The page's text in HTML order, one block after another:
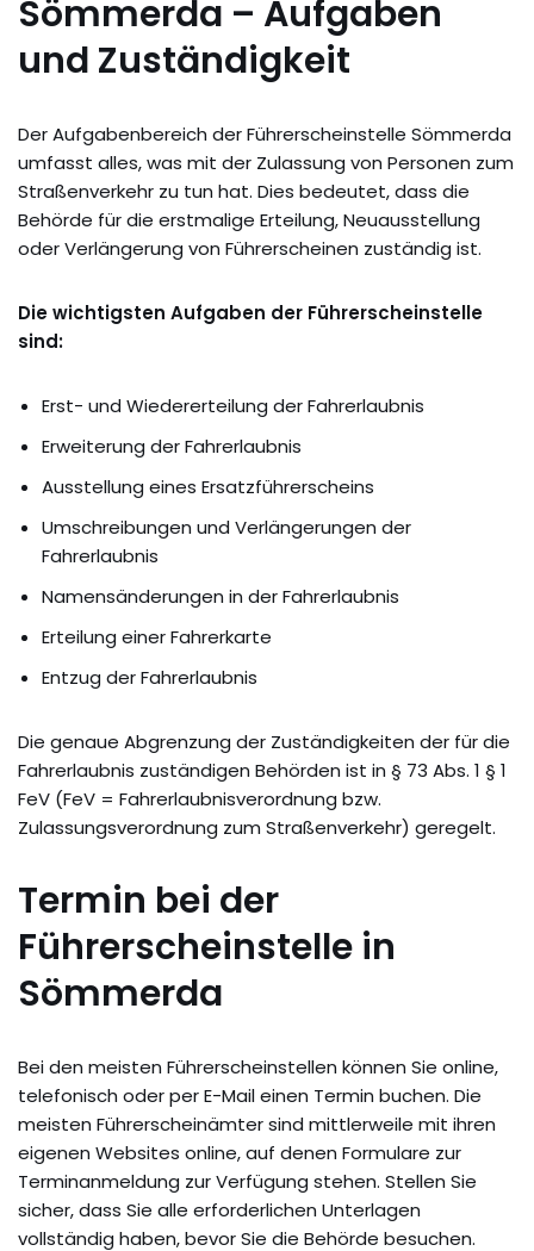
Sömmerda – Aufgaben
und Zuständigkeit
Der Aufgabenbereich der Führerscheinstelle Sömmerda
umfasst alles, was mit der Zulassung von Personen zum
Straßenverkehr zu tun hat. Dies bedeutet, dass die
Behörde für die erstmalige Erteilung, Neuausstellung
oder Verlängerung von Führerscheinen zuständig ist.
Die wichtigsten Aufgaben der Führerscheinstelle
sind:
Erst- und Wiedererteilung der Fahrerlaubnis
Erweiterung der Fahrerlaubnis
Ausstellung eines Ersatzführerscheins
Umschreibungen und Verlängerungen der
Fahrerlaubnis
Namensänderungen in der Fahrerlaubnis
Erteilung einer Fahrerkarte
Entzug der Fahrerlaubnis
Die genaue Abgrenzung der Zuständigkeiten der für die
Fahrerlaubnis zuständigen Behörden ist in § 73 Abs. 1 § 1
FeV (FeV = Fahrerlaubnisverordnung bzw.
Zulassungsverordnung zum Straßenverkehr) geregelt.
Termin bei der
Führerscheinstelle in
Sömmerda
Bei den meisten Führerscheinstellen können Sie online,
telefonisch oder per E-Mail einen Termin buchen. Die
meisten Führerscheinämter sind mittlerweile mit ihren
eigenen Websites online, auf denen Formulare zur
Terminanmeldung zur Verfügung stehen. Stellen Sie
sicher, dass Sie alle erforderlichen Unterlagen
vollständig haben, bevor Sie die Behörde besuchen.